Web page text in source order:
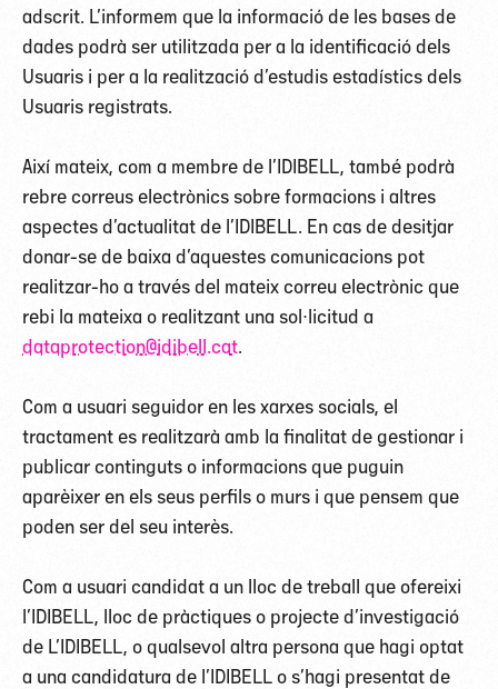
adscrit. L’informem que la informació de les bases de
dades podrà ser utilitzada per a la identificació dels
Usuaris i per a la realització d’estudis estadístics dels
Usuaris registrats.
Així mateix, com a membre de l’IDIBELL, també podrà
rebre correus electrònics sobre formacions i altres
aspectes d’actualitat de l’IDIBELL. En cas de desitjar
donar-se de baixa d’aquestes comunicacions pot
realitzar-ho a través del mateix correu electrònic que
rebi la mateixa o realitzant una sol·licitud a
dataprotection@idibell.cat.
Com a usuari seguidor en les xarxes socials, el
tractament es realitzarà amb la finalitat de gestionar i
publicar continguts o informacions que puguin
aparèixer en els seus perfils o murs i que pensem que
poden ser del seu interès.
Com a usuari candidat a un lloc de treball que ofereixi
l’IDIBELL, lloc de pràctiques o projecte d’investigació
de L’IDIBELL, o qualsevol altra persona que hagi optat
a una candidatura de l’IDIBELL o s’hagi presentat de